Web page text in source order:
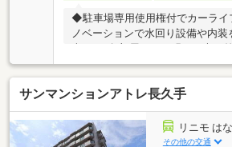
◆駐車場専用使用権付でカーラ
ノベーションで水回り設備や内
南×西の角部屋につき明るい光が
空間◆寒い冬も快適な床暖房が備
としたLDK◆全居室5帖以上の広
も充実◆対面式キッチンで会話を
が可能◆食洗器・浴室乾燥機等
居室に収納が備わり、お洋服等
の収納にも便利ななリビング・廊
サンマンションアトレ長久手
リニモ は
その他の交通